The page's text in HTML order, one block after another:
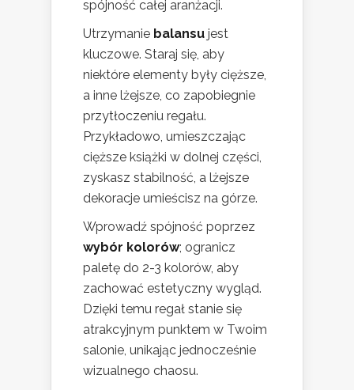
spójność całej aranżacji.
Utrzymanie balansu jest
kluczowe. Staraj się, aby
niektóre elementy były cięższe,
a inne lżejsze, co zapobiegnie
przytłoczeniu regału.
Przykładowo, umieszczając
cięższe książki w dolnej części,
zyskasz stabilność, a lżejsze
dekoracje umieścisz na górze.
Wprowadź spójność poprzez
wybór kolorów; ogranicz
paletę do 2-3 kolorów, aby
zachować estetyczny wygląd.
Dzięki temu regał stanie się
atrakcyjnym punktem w Twoim
salonie, unikając jednocześnie
wizualnego chaosu.